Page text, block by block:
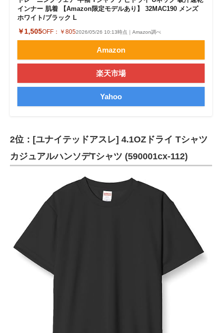
インナー 肌着 【Amazon限定モデルあり】 32MAC190 メンズ
ホワイト/ブラック L
￥1,505OFF： ￥8052026/05/26 10:13時点｜Amazon調べ
Amazon
楽天市場
Yahoo
2位：[ユナイテッドアスレ] 4.1OZドライ Tシャツ
カジュアルハンソデTシャツ (590001cx-112)